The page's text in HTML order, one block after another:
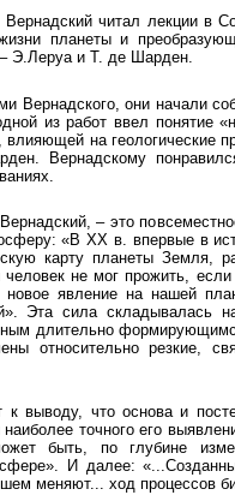
Вернадский читал лекции в
планеты и
Э.Леруа и Т. де Шарден.
Вернадского, они начали
из работ ввел понятие
влияющей на геологические
Вернадскому
– это
«В XX в. впервые в
карту планеты Земля,
человек не мог прожить,
новое явление на нашей
Эта сила складывалась
длительно
относительно резкие,
к выводу, что основа и
точного его
быть, по глубине
И далее:
меняют... ход процессов